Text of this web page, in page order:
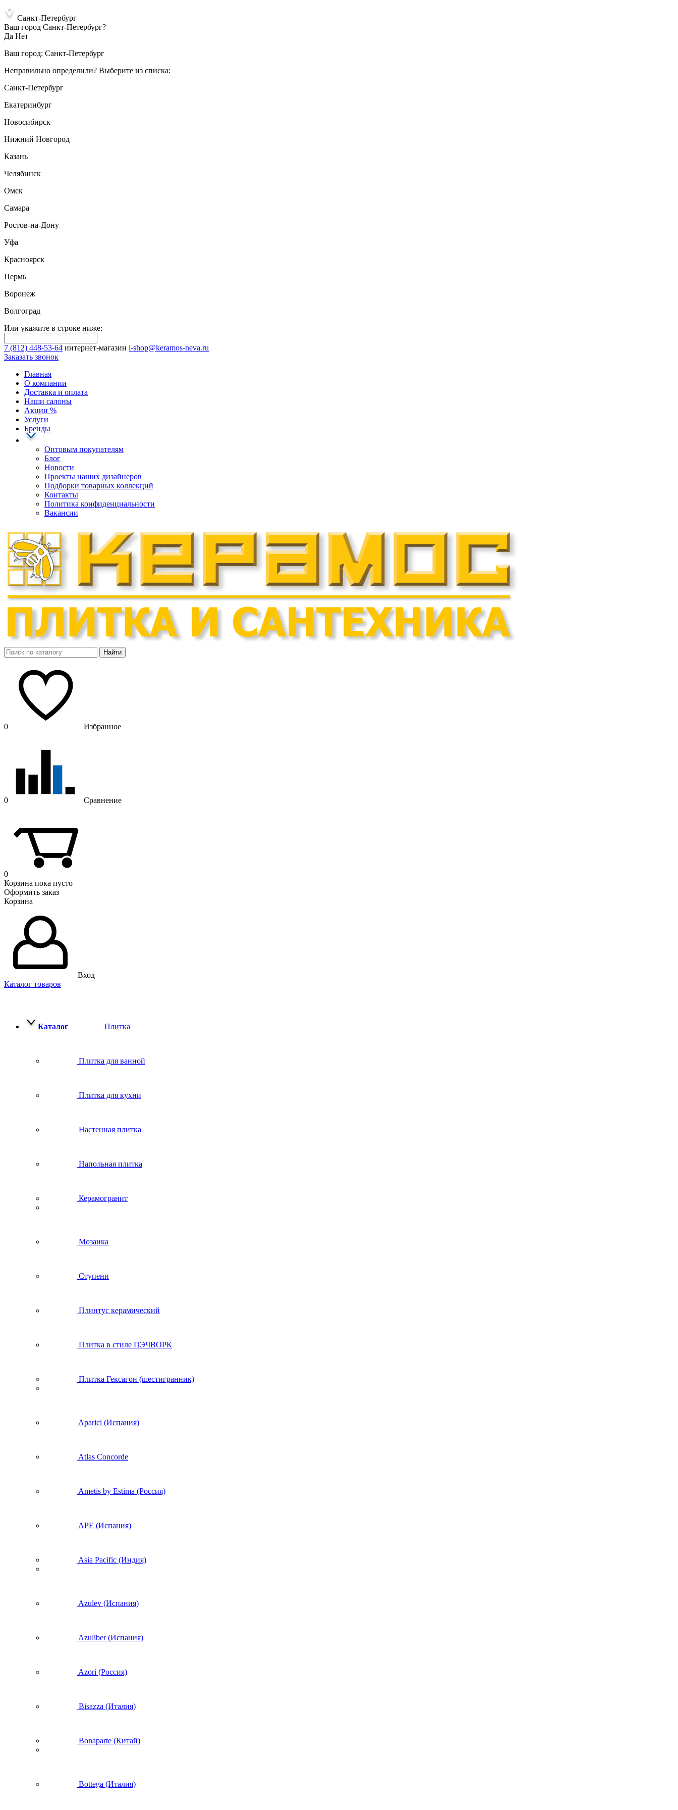
Санкт-Петербург
Ваш город Санкт-Петербург?
Да Нет
Ваш город: Санкт-Петербург
Неправильно определили? Выберите из списка:
Санкт-Петербург
Екатеринбург
Новосибирск
Нижний Новгород
Казань
Челябинск
Омск
Самара
Ростов-на-Дону
Уфа
Красноярск
Пермь
Воронеж
Волгоград
Или укажите в строке ниже:
7 (812) 448-53-64 интернет-магазин i-shop@keramos-neva.ru
Заказать звонок
Главная
О компании
Доставка и оплата
Наши cалоны
Акции %
Услуги
Бренды
Оптовым покупателям
Блог
Новости
Проекты наших дизайнеров
Подборки товарных коллекций
Контакты
Политика конфиденциальности
Вакансии
Найти
0 Избранное
0 Сравнение
0
Корзина пока пусто
Оформить заказ
Корзина
Вход
Каталог товаров
Каталог Плитка
Плитка для ванной
Плитка для кухни
Настенная плитка
Напольная плитка
Керамогранит
Мозаика
Ступени
Плинтус керамический
Плитка в стиле ПЭЧВОРК
Плитка Гексагон (шестигранник)
Aparici (Испания)
Atlas Concorde
Ametis by Estima (Россия)
APE (Испания)
Asia Pacific (Индия)
Azulev (Испания)
Azuliber (Испания)
Azori (Россия)
Bisazza (Италия)
Bonaparte (Китай)
Bottega (Италия)